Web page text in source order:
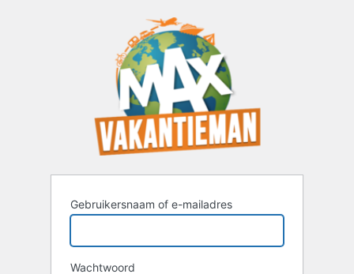
Gebruikersnaam of e-mailadres
Wachtwoord